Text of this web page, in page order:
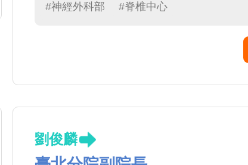
#神經外科部
#脊椎中心
劉俊麟